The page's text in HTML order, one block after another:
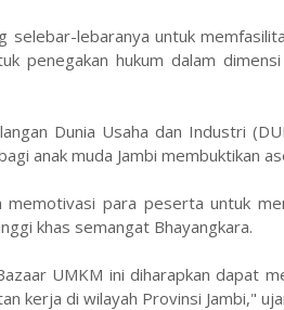
selebar-lebaranya untuk
penegakan hukum dalam
Dunia Usaha dan Industri
anak muda Jambi membuktikan
memotivasi para peserta untuk
khas semangat Bhayangkara.
UMKM ini diharapkan dapat
kerja di wilayah Provinsi Jambi,"